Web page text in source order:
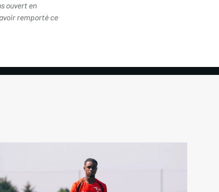
ouvert en
remporté ce